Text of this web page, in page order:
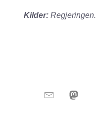
Kilder: